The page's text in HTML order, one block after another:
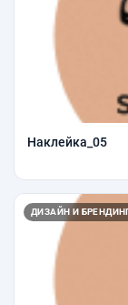
Наклейка_05
ДИЗАЙН И